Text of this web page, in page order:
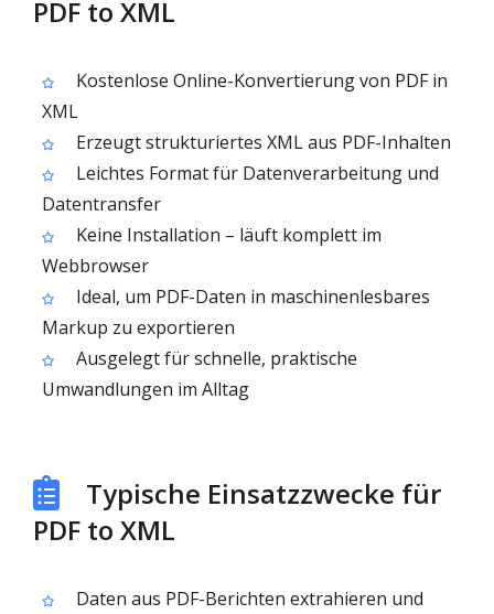
PDF to XML
Kostenlose Online-Konvertierung von PDF in
XML
Erzeugt strukturiertes XML aus PDF-Inhalten
Leichtes Format für Datenverarbeitung und
Datentransfer
Keine Installation – läuft komplett im
Webbrowser
Ideal, um PDF-Daten in maschinenlesbares
Markup zu exportieren
Ausgelegt für schnelle, praktische
Umwandlungen im Alltag
Typische Einsatzzwecke für
PDF to XML
Daten aus PDF-Berichten extrahieren und